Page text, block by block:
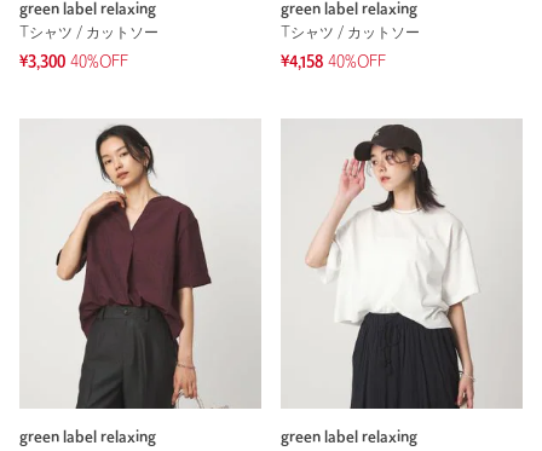
green label relaxing
Tシャツ / カットソー
¥3,300 40%OFF
green label relaxing
Tシャツ / カットソー
¥4,158 40%OFF
green label relaxing green label relaxing